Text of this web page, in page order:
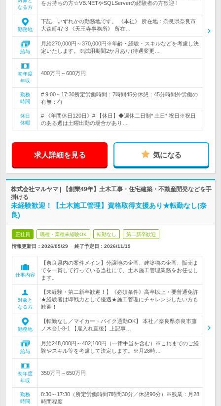
なる方
をお持ちの方☆VB.NETやSQLServerの経験者の方歓迎！
勤務地
下記、いずれかの勤務地です。 《本社》 所在地：奈良県奈良市
大森町47-3 《天王寺事務所》 所在…
給与
月給270,000円～370,000円※年齢・経験・スキルなどを考慮し決
定いたします。※試用期間2か月あり(待遇変更…
初年度
年収
400万円～600万円
勤務
時間
# 9:00～17:30所定労働時間：7時間45分休憩：45分時間外労働の
有無：有
休日
休暇
# 《年間休日120日》# 【休日】◆週休二日制* 土日* 祝日※祝日
のある週は土曜出勤の場合があり…
求人詳細を見る 気になる
株式会社マルヤマ | 【創業49年】土木工事・住宅建築・不動産開発などを手
掛ける
未経験歓迎！【土木施工管理】資格取得支援あり★転勤なし(奈
良)
正社員 職種・業種未経験OK 転勤なし 第二新卒歓迎
情報更新日：2026/05/29 終了予定日： 2026/11/19
仕事内容
【奈良県内の案件メイン】分譲地の企画、建築物の企画、販売ま
でを一貫して行っている当社にて、土木施工管理業務をお任せし
ます。
対象と
なる方
【未経験・第二新卒歓迎！】《必須条件》高卒以上・要普通免許
★経験者は即戦力として優遇★施工管理にチャレンジしたい方も
歓迎！
勤務地
【転勤なし／マイカー・バイク通勤OK】 本社／奈良県奈良市藤
ノ木台1-8-1 【雇入れ直後】上記事…
給与
月給248,000円～402,100円（一律手当を含む）※これまでのご経
験やスキル等を考慮して決定します。※月28時…
初年度
年収
350万円～650万円
勤務
時間
8:30～17:30（所定労働時間7時間30分／休憩90分）※残業：月28
時間程度